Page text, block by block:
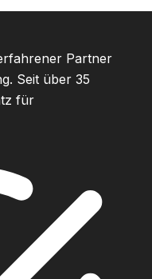
Partner
Seit über 35
für